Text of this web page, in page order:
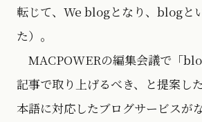
転じて、We blogとなり、blogと
た）。
MACPOWERの編集会議で「
記事で取り上げるべき、と提案し
本語に対応したブログサービスが